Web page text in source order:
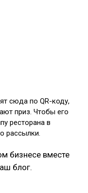
сюда по QR-коду,
приз. Чтобы его
ресторана в
рассылки.
бизнесе вместе
блог.